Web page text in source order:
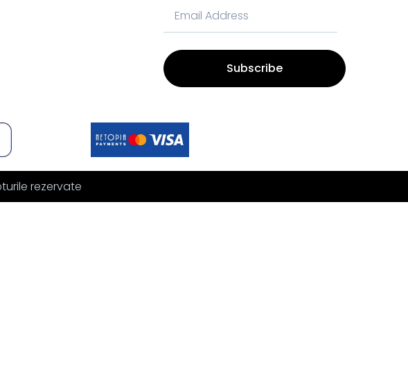
Subscribe
rezervate